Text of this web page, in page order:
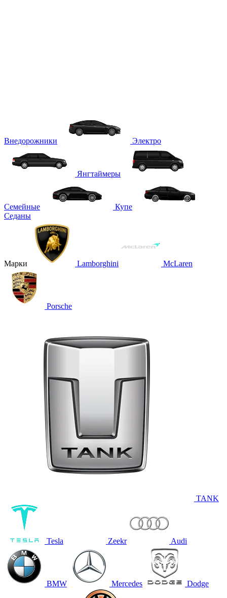
Внедорожники Электро
Янгтаймеры
Семейные
Купе
Седаны
Марки Lamborghini McLaren
Porsche
TANK
Tesla Zeekr Audi
BMW Mercedes Dodge